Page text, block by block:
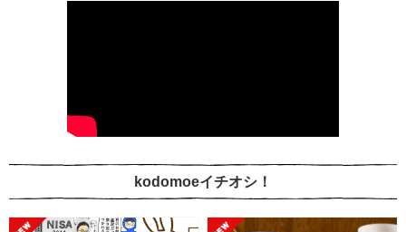
kodomoeイチオシ！